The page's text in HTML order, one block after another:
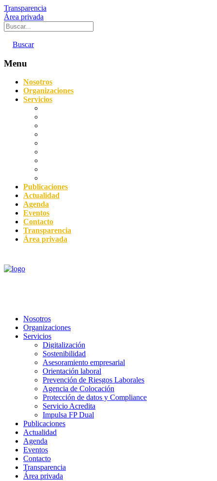
Transparencia
Área privada
Buscar
Menu
Nosotros
Organizaciones
Servicios
Publicaciones
Actualidad
Agenda
Eventos
Contacto
Transparencia
Área privada
Nosotros
Organizaciones
Servicios
Digitalización
Sostenibilidad
Asesoramiento empresarial
Orientación laboral
Prevención de Riesgos Laborales
Agencia de Colocación
Protección de datos y Compliance
Servicio Acredita
Impulsa FP Dual
Publicaciones
Actualidad
Agenda
Eventos
Contacto
Transparencia
Área privada